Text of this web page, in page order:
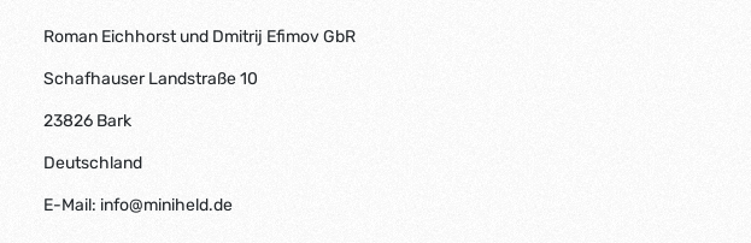
Roman Eichhorst und Dmitrij Efimov GbR
Schafhauser Landstraße 10
23826 Bark
Deutschland
E-Mail: info@miniheld.de